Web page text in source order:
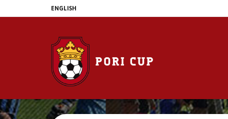
ENGLISH